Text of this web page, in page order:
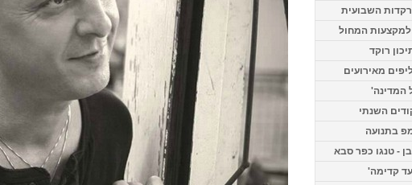
השבועית
המחול
רוקד
מאירועים
המדינה'
השנתי
בתנועה
- טנגו כפר סבא
קדימה'